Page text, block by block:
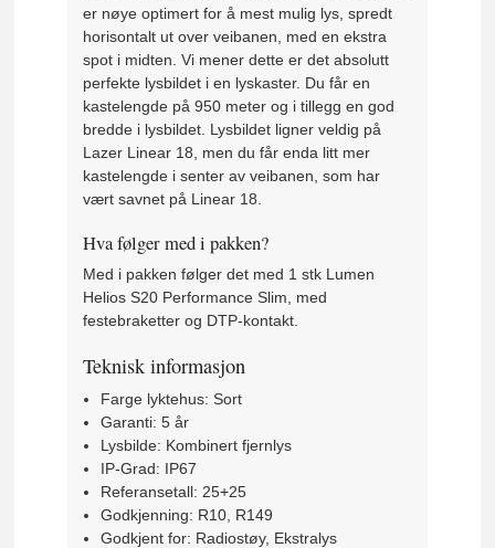
er nøye optimert for å mest mulig lys, spredt
horisontalt ut over veibanen, med en ekstra
spot i midten. Vi mener dette er det absolutt
perfekte lysbildet i en lyskaster. Du får en
kastelengde på 950 meter og i tillegg en god
bredde i lysbildet. Lysbildet ligner veldig på
Lazer Linear 18, men du får enda litt mer
kastelengde i senter av veibanen, som har
vært savnet på Linear 18.
Hva følger med i pakken?
Med i pakken følger det med 1 stk Lumen
Helios S20 Performance Slim, med
festebraketter og DTP-kontakt.
Teknisk informasjon
Farge lyktehus: Sort
Garanti: 5 år
Lysbilde: Kombinert fjernlys
IP-Grad: IP67
Referansetall: 25+25
Godkjenning: R10, R149
Godkjent for: Radiostøy, Ekstralys